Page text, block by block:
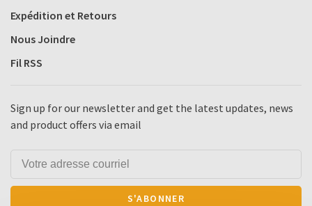
Expédition et Retours
Nous Joindre
Fil RSS
Sign up for our newsletter and get the latest updates, news
and product offers via email
S'ABONNER